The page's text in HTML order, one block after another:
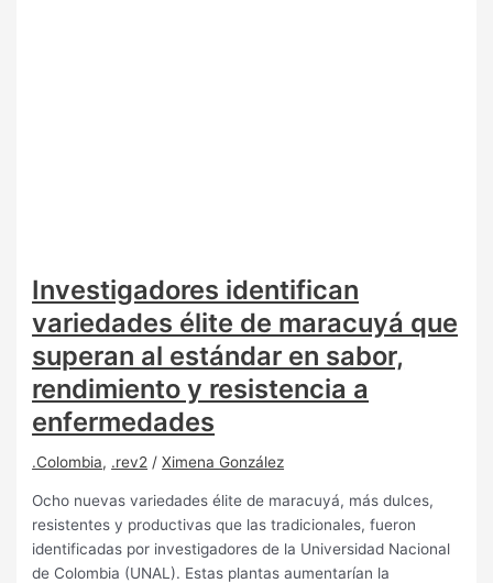
Investigadores identifican
variedades élite de maracuyá que
superan al estándar en sabor,
rendimiento y resistencia a
enfermedades
.Colombia, .rev2 /Ximena González
Ocho nuevas variedades élite de maracuyá, más dulces,
resistentes y productivas que las tradicionales, fueron
identificadas por investigadores de la Universidad Nacional
de Colombia (UNAL). Estas plantas aumentarían la